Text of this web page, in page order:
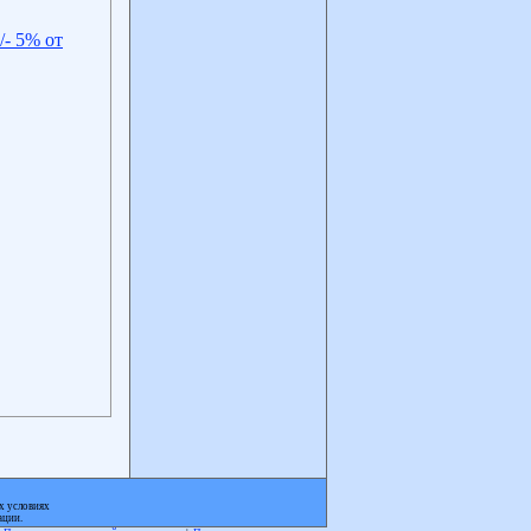
5% от
условиях